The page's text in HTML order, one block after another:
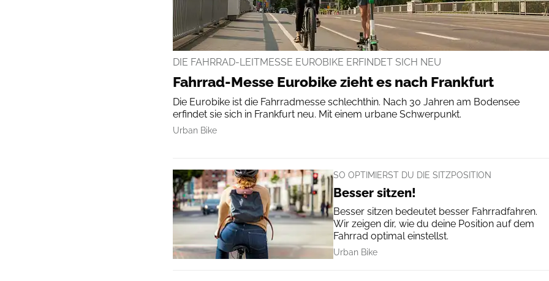
DIE FAHRRAD-LEITMESSE EUROBIKE ERFINDET SICH NEU
Fahrrad-Messe Eurobike zieht es nach Frankfurt
Die Eurobike ist die Fahrradmesse schlechthin. Nach 30 Jahren am Bodensee
erfindet sie sich in Frankfurt neu. Mit einem urbane Schwerpunkt.
Urban Bike
SO OPTIMIERST DU DIE SITZPOSITION
Besser sitzen!
Besser sitzen bedeutet besser Fahrradfahren.
Wir zeigen dir, wie du deine Position auf dem
Fahrrad optimal einstellst.
Urban Bike